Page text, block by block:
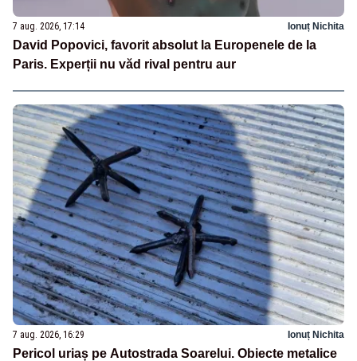
7 aug. 2026, 17:14 Ionuț Nichita
David Popovici, favorit absolut la Europenele de la
Paris. Experții nu văd rival pentru aur
7 aug. 2026, 16:29 Ionuț Nichita
Pericol uriaș pe Autostrada Soarelui. Obiecte metalice